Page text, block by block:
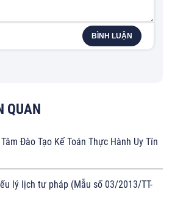
BÌNH LUẬN
QUAN
Đào Tạo Kế Toán Thực Hành Uy Tín
lý lịch tư pháp (Mẫu số 03/2013/TT-